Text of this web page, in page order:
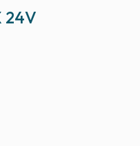
24V